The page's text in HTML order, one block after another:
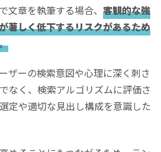
文章を執筆する場合、 客観的な強
著しく低下するリスクがあるため
ザーの検索意図や心理に深く刺さ
なく、検索アルゴリズムに評価さ
定や適切な見出し構成を意識した